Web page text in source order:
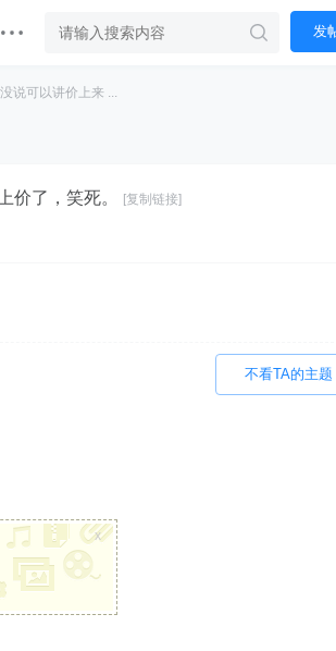
发
说可以讲价上来 ...
价了，笑死。
[复制链接]
不看TA的主题
x